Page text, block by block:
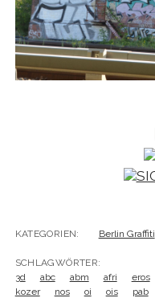
KATEGORIEN: Berlin Graffiti
SCHLAGWÖRTER:
3d
abc abm afri eros
kozer
nos oi ois pab